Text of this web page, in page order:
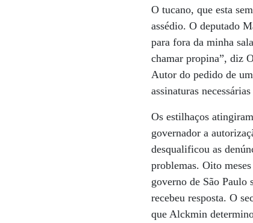
O tucano, que esta
assédio. O deputado
para fora da minha
chamar propina”, diz
Autor do pedido de
assinaturas
Os estilhaços
governador a
desqualificou as
problemas. Oito
governo de São Paulo
recebeu resposta. O
que Alckmin